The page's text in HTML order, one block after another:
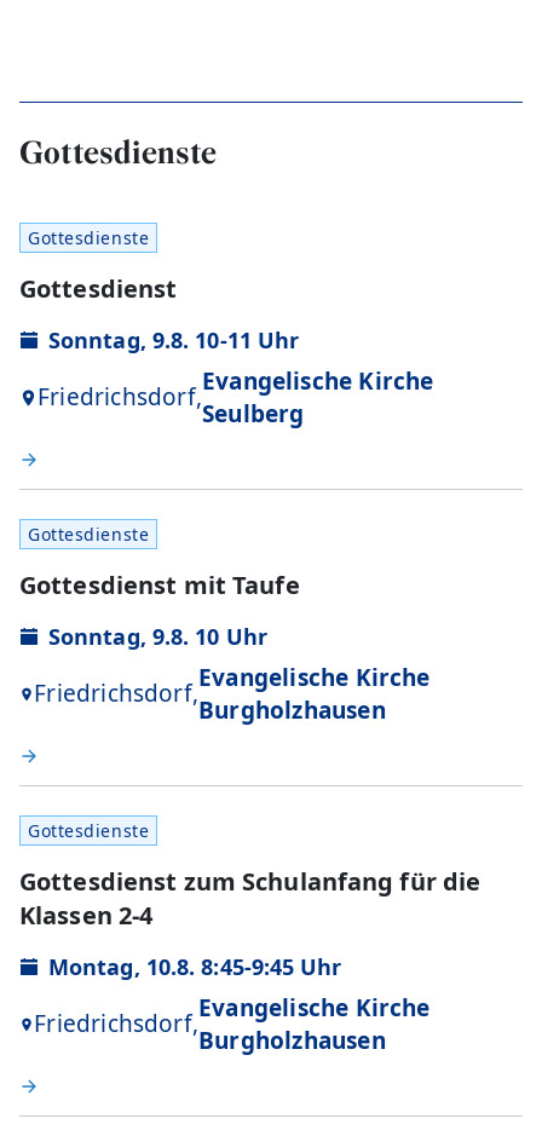
Gottesdienste
Gottesdienste
Gottesdienst
Sonntag, 9.8. 10-11 Uhr
Friedrichsdorf,
Evangelische Kirche
Seulberg
Gottesdienste
Gottesdienst mit Taufe
Sonntag, 9.8. 10 Uhr
Friedrichsdorf,
Evangelische Kirche
Burgholzhausen
Gottesdienste
Gottesdienst zum Schulanfang für die
Klassen 2-4
Montag, 10.8. 8:45-9:45 Uhr
Friedrichsdorf,
Evangelische Kirche
Burgholzhausen